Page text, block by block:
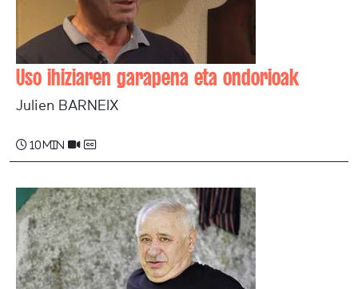
Uso ihiziaren garapena eta ondorioak
Julien BARNEIX
10 min